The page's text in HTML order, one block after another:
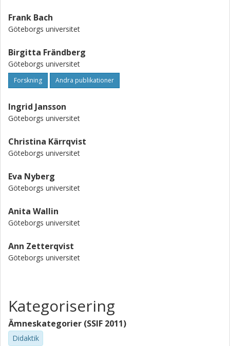
Frank Bach
Göteborgs universitet
Birgitta Frändberg
Göteborgs universitet
Forskning Andra publikationer
Ingrid Jansson
Göteborgs universitet
Christina Kärrqvist
Göteborgs universitet
Eva Nyberg
Göteborgs universitet
Anita Wallin
Göteborgs universitet
Ann Zetterqvist
Göteborgs universitet
Kategorisering
Ämneskategorier (SSIF 2011)
Didaktik